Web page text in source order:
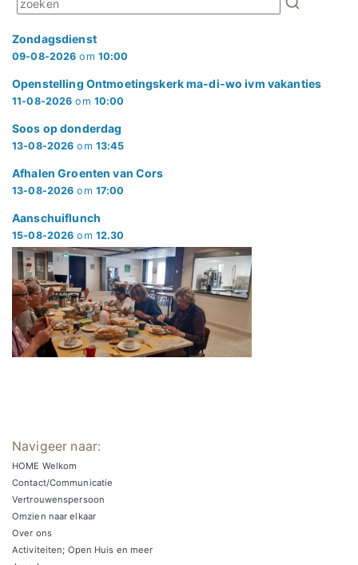
Zondagsdienst
09-08-2026 om 10:00
Openstelling Ontmoetingskerk ma-di-wo ivm vakanties
11-08-2026 om 10:00
Soos op donderdag
13-08-2026 om 13:45
Afhalen Groenten van Cors
13-08-2026 om 17:00
Aanschuiflunch
15-08-2026 om 12.30
Navigeer naar:
HOME Welkom
Contact/Communicatie
Vertrouwenspersoon
Omzien naar elkaar
Over ons
Activiteiten; Open Huis en meer